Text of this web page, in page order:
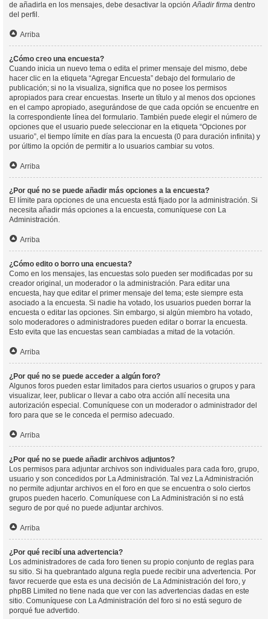
de añadirla en los mensajes, debe desactivar la opciónAñadir firma dentro
del perfil.
Arriba
¿Cómo creo una encuesta?
Cuando inicia un nuevo tema o edita el primer mensaje del mismo, debe
hacer clic en la etiqueta “Agregar Encuesta” debajo del formulario de
publicación; si no la visualiza, significa que no posee los permisos
apropiados para crear encuestas. Inserte un título y al menos dos opciones
en el campo apropiado, asegurándose de que cada opción se encuentre en
la correspondiente línea del formulario. También puede elegir el número de
opciones que el usuario puede seleccionar en la etiqueta “Opciones por
usuario”, el tiempo límite en días para la encuesta (0 para duración infinita) y
por último la opción de permitir a lo usuarios cambiar su votos.
Arriba
¿Por qué no se puede añadir más opciones a la encuesta?
El límite para opciones de una encuesta está fijado por la administración. Si
necesita añadir más opciones a la encuesta, comuníquese con La
Administración.
Arriba
¿Cómo edito o borro una encuesta?
Como en los mensajes, las encuestas solo pueden ser modificadas por su
creador original, un moderador o la administración. Para editar una
encuesta, hay que editar el primer mensaje del tema; este siempre esta
asociado a la encuesta. Si nadie ha votado, los usuarios pueden borrar la
encuesta o editar las opciones. Sin embargo, si algún miembro ha votado,
solo moderadores o administradores pueden editar o borrar la encuesta.
Esto evita que las encuestas sean cambiadas a mitad de la votación.
Arriba
¿Por qué no se puede acceder a algún foro?
Algunos foros pueden estar limitados para ciertos usuarios o grupos y para
visualizar, leer, publicar o llevar a cabo otra acción allí necesita una
autorización especial. Comuníquese con un moderador o administrador del
foro para que se le conceda el permiso adecuado.
Arriba
¿Por qué no se puede añadir archivos adjuntos?
Los permisos para adjuntar archivos son individuales para cada foro, grupo,
usuario y son concedidos por La Administración. Tal vez La Administración
no permite adjuntar archivos en el foro en que se encuentra o solo ciertos
grupos pueden hacerlo. Comuníquese con La Administración si no está
seguro de por qué no puede adjuntar archivos.
Arriba
¿Por qué recibí una advertencia?
Los administradores de cada foro tienen su propio conjunto de reglas para
su sitio. Si ha quebrantado alguna regla puede recibir una advertencia. Por
favor recuerde que esta es una decisión de La Administración del foro, y
phpBB Limited no tiene nada que ver con las advertencias dadas en este
sitio. Comuníquese con La Administración del foro si no está seguro de
porqué fue advertido.